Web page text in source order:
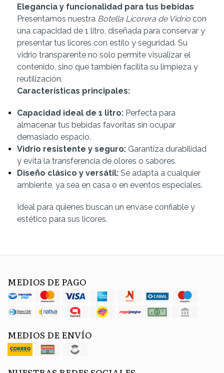
Elegancia y funcionalidad para tus bebidas
Presentamos nuestra Botella Licorera de Vidriocon
una capacidad de 1 litro, diseñada para conservar y
presentar tus licores con estilo y seguridad. Su
vidrio transparente no solo permite visualizar el
contenido, sino que también facilita su limpieza y
reutilización.
Características principales:
Capacidad ideal de 1 litro:Perfecta para
almacenar tus bebidas favoritas sin ocupar
demasiado espacio.
Vidrio resistente y seguro:Garantiza durabilidad
y evita la transferencia de olores o sabores.
Diseño clásico y versátil:Se adapta a cualquier
ambiente, ya sea en casa o en eventos especiales.
Ideal para quienes buscan un envase confiable y
estético para sus licores.
MEDIOS DE PAGO
MEDIOS DE ENVÍO